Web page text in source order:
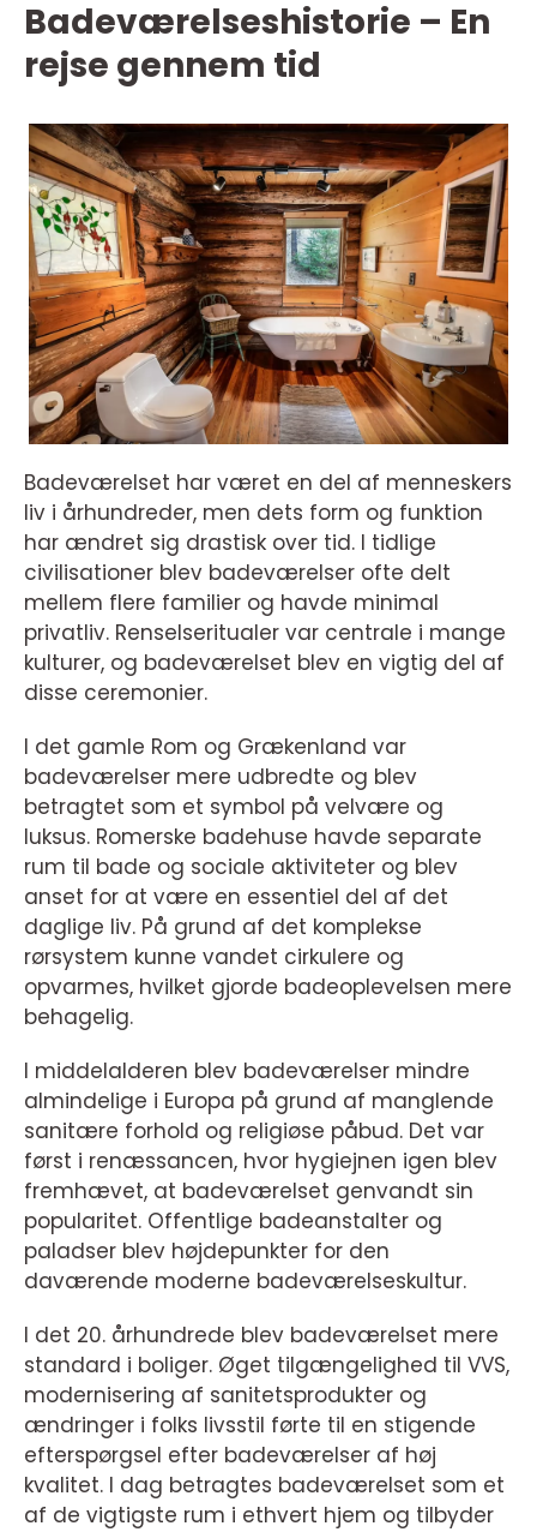
Badeværelseshistorie – En
rejse gennem tid
Badeværelset har været en del af menneskers
liv i århundreder, men dets form og funktion
har ændret sig drastisk over tid. I tidlige
civilisationer blev badeværelser ofte delt
mellem flere familier og havde minimal
privatliv. Renselseritualer var centrale i mange
kulturer, og badeværelset blev en vigtig del af
disse ceremonier.
I det gamle Rom og Grækenland var
badeværelser mere udbredte og blev
betragtet som et symbol på velvære og
luksus. Romerske badehuse havde separate
rum til bade og sociale aktiviteter og blev
anset for at være en essentiel del af det
daglige liv. På grund af det komplekse
rørsystem kunne vandet cirkulere og
opvarmes, hvilket gjorde badeoplevelsen mere
behagelig.
I middelalderen blev badeværelser mindre
almindelige i Europa på grund af manglende
sanitære forhold og religiøse påbud. Det var
først i renæssancen, hvor hygiejnen igen blev
fremhævet, at badeværelset genvandt sin
popularitet. Offentlige badeanstalter og
paladser blev højdepunkter for den
daværende moderne badeværelseskultur.
I det 20. århundrede blev badeværelset mere
standard i boliger. Øget tilgængelighed til VVS,
modernisering af sanitetsprodukter og
ændringer i folks livsstil førte til en stigende
efterspørgsel efter badeværelser af høj
kvalitet. I dag betragtes badeværelset som et
af de vigtigste rum i ethvert hjem og tilbyder